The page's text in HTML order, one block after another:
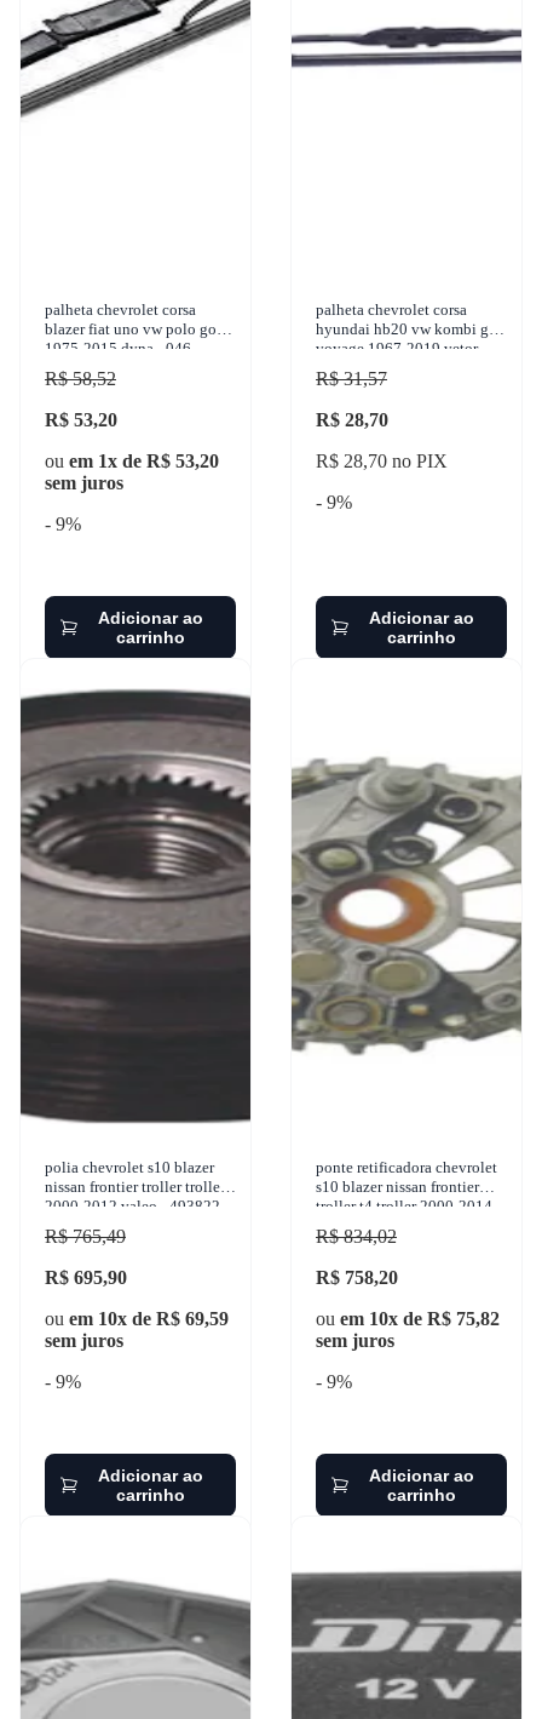
palheta chevrolet corsa
blazer fiat uno vw polo golf
1975-2015 dyna - 046
R$ 58,52
R$ 53,20
ou em 1x de R$ 53,20
sem juros
- 9%
Adicionar ao
carrinho
palheta chevrolet corsa
hyundai hb20 vw kombi gol
voyage 1967-2019 vetor -
pvt16
R$ 31,57
R$ 28,70
R$ 28,70 no PIX
- 9%
Adicionar ao
carrinho
polia chevrolet s10 blazer
nissan frontier troller troller
2000-2012 valeo - 493822.
R$ 765,49
R$ 695,90
ou em 10x de R$ 69,59
sem juros
- 9%
Adicionar ao
carrinho
ponte retificadora chevrolet
s10 blazer nissan frontier
troller t4 troller 2000-2014
valeo - 493823
R$ 834,02
R$ 758,20
ou em 10x de R$ 75,82
sem juros
- 9%
Adicionar ao
carrinho